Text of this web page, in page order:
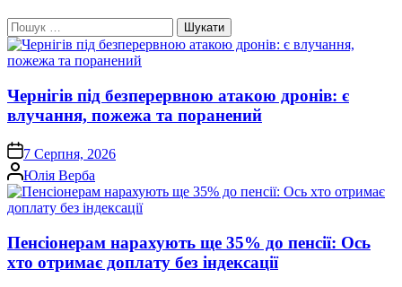
Пошук:
Чернігів під безперервною атакою дронів: є
влучання, пожежа та поранений
on 7 Серпня, 2026
Опубліковано
Юлія Верба
Пенсіонерам нарахують ще 35% до пенсії: Ось
хто отримає доплату без індексації